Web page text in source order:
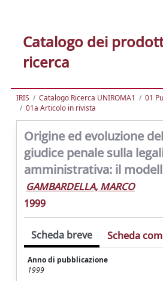
Catalogo dei
ricerca
IRIS Catalogo Ricerca UNIROMA1
01
01a Articolo in rivista
Origine ed evoluzione
giudice penale sulla
amministrativa: il
GAMBARDELLA, MARCO
1999
Scheda breve Scheda
Anno di pubblicazione
1999